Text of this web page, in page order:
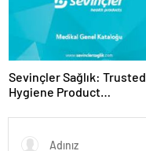
Sevinçler Sağlık: Trusted
Hygiene Product